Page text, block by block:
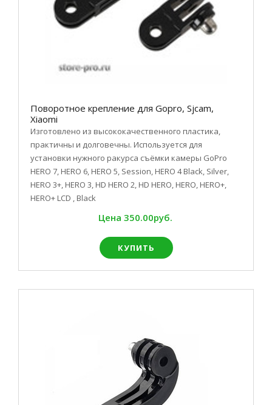
Поворотное крепление для Gopro, Sjcam,
Xiaomi
Изготовлено из высококачественного пластика,
практичны и долговечны. Используется для
установки нужного ракурса съёмки камеры GoPro
HERO 7, HERO 6, HERO 5, Session, HERO 4 Black, Silver,
HERO 3+, HERO 3, HD HERO 2, HD HERO, HERO, HERO+,
HERO+ LCD , Black
Цена 350.00руб.
КУПИТЬ